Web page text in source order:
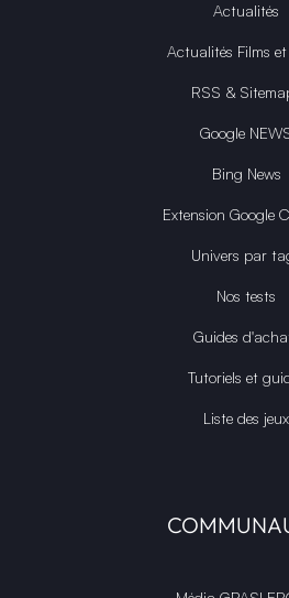
Actualités
Actualités Films et
RSS &
Google
Bing News
Extension Google
Univers par
Nos tests
Guides
Tutoriels et
Liste des jeux